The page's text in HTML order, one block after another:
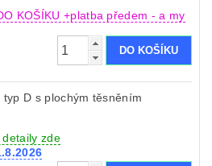
KOŠÍKU +platba předem - a my
Průměr:: 22mm SEDLO typ D s plochým těsněním
detaily zde